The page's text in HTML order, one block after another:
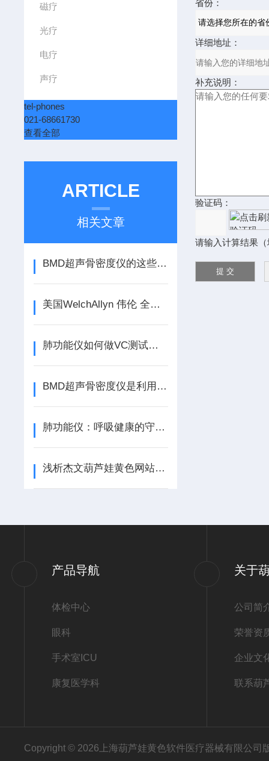
磁疗
光疗
电疗
声疗
tel-phones
021-68661730
查看全部
ARTICLE
相关文章
BMD超声骨密度仪的这些使用问题你遇到过吗？
美国WelchAllyn 伟伦 全科壁挂诊断挂系统操作说明图
肺功能仪如何做VC测试和FVC测试呢？
BMD超声骨密度仪是利用超声波检查骨密度的仪器
肺功能仪：呼吸健康的守护者
浅析杰文葫芦娃黄色网站的使用意义
省份：
详细地址：
补充说明：
验证码：
请输入计算结果
产品导航
体检中心
眼科
手术室ICU
康复医学科
关于
公司简
荣誉资
企业文
联系葫
Copyright © 2026上海葫芦娃黄色软件医疗器械有限公司